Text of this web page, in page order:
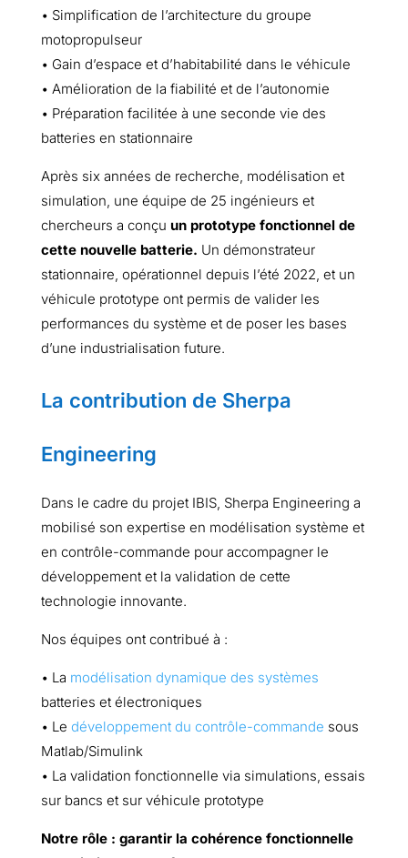
• Simplification de l’architecture du groupe
motopropulseur
• Gain d’espace et d’habitabilité dans le véhicule
• Amélioration de la fiabilité et de l’autonomie
• Préparation facilitée à une seconde vie des
batteries en stationnaire
Après six années de recherche, modélisation et
simulation, une équipe de 25 ingénieurs et
chercheurs a conçu un prototype fonctionnel de
cette nouvelle batterie. Un démonstrateur
stationnaire, opérationnel depuis l’été 2022, et un
véhicule prototype ont permis de valider les
performances du système et de poser les bases
d’une industrialisation future.
La contribution de Sherpa
Engineering
Dans le cadre du projet IBIS, Sherpa Engineering a
mobilisé son expertise en modélisation système et
en contrôle-commande pour accompagner le
développement et la validation de cette
technologie innovante.
Nos équipes ont contribué à :
• La modélisation dynamique des systèmes
batteries et électroniques
• Le développement du contrôle-commande sous
Matlab/Simulink
• La validation fonctionnelle via simulations, essais
sur bancs et sur véhicule prototype
Notre rôle : garantir la cohérence fonctionnelle